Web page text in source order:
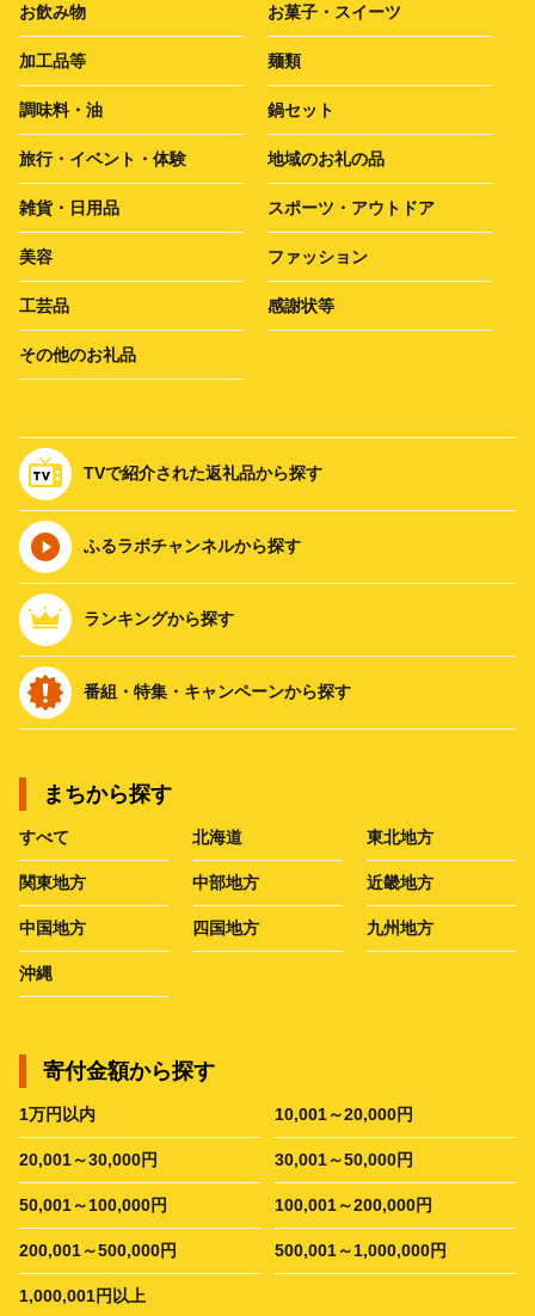
お飲み物 お菓子・スイーツ
加工品等 麺類
調味料・油 鍋セット
旅行・イベント・体験 地域のお礼の品
雑貨・日用品 スポーツ・アウトドア
美容 ファッション
工芸品 感謝状等
その他のお礼品
TVで紹介された返礼品から探す
ふるラボチャンネルから探す
ランキングから探す
番組・特集・キャンペーンから探す
まちから探す
すべて 北海道 東北地方
関東地方 中部地方 近畿地方
中国地方 四国地方 九州地方
沖縄
寄付金額から探す
1万円以内 10,001～20,000円
20,001～30,000円 30,001～50,000円
50,001～100,000円 100,001～200,000円
200,001～500,000円 500,001～1,000,000円
1,000,001円以上